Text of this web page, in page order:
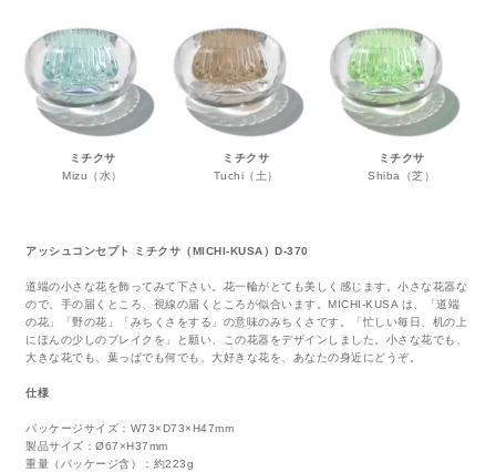
ミチクサ
Mizu（水）
ミチクサ
Tuchi（土）
ミチクサ
Shiba（芝）
アッシュコンセプト ミチクサ（MICHI-KUSA）D-370
道端の小さな花を飾ってみて下さい。花一輪がとても美しく感じます。小さな花器な
ので、手の届くところ、視線の届くところが似合います。MICHI-KUSA は、「道端
の花」「野の花」「みちくさをする」の意味のみちくさです。「忙しい毎日、机の上
にほんの少しのブレイクを」と願い、この花器をデザインしました。小さな花でも、
大きな花でも、葉っぱでも何でも、大好きな花を、あなたの身近にどうぞ。
仕様
パッケージサイズ：W73×D73×H47mm
製品サイズ：Ø67×H37mm
重量（パッケージ含）：約223g